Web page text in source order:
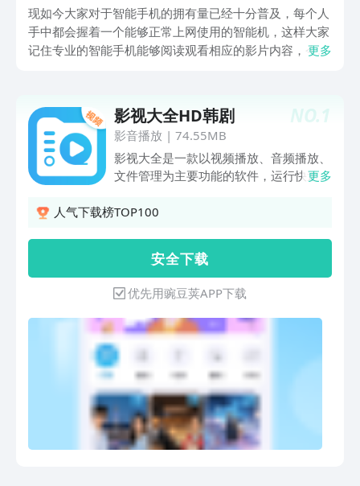
现如今大家对于智能手机的拥有量已经十分普及，每个人
手中都会握着一个能够正常上网使用的智能机，这样大家
记住专业的智能手机能够阅读观看相应的影片内容，今天
自己的课余时间，观看到优质的各种题材类型的影片资
源。
更多
NO.1
影视大全HD韩剧
影音播放 | 74.55MB
影视大全是一款以视频播放、音频播放、
文件管理为主要功能的软件，运行快速，
分享！【视频播放】播放并编辑手机本地
热门的影视资讯
更多
人气下载榜TOP100
安 全 下 载
优先用豌豆荚APP下载